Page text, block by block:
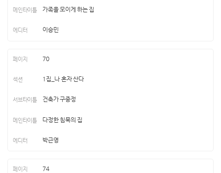
가족을 모이게 하는 집
이승민
70
1집_나 혼자 산다
건축가 구중정
다정한 침묵의 집
박근영
74